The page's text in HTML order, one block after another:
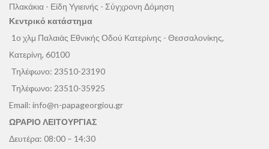
Πλακάκια - Είδη Υγιεινής - Σύγχρονη Δόμηση
Κεντρικό κατάστημα
1ο χλμ Παλαιάς Εθνικής Οδού Κατερίνης - Θεσσαλονίκης,
Κατερίνη, 60100
Τηλέφωνο: 23510-23190
Τηλέφωνο: 23510-35925
Email: info@n-papageorgiou.gr
ΩΡΑΡΙΟ ΛΕΙΤΟΥΡΓΙΑΣ
Δευτέρα: 08:00 – 14:30